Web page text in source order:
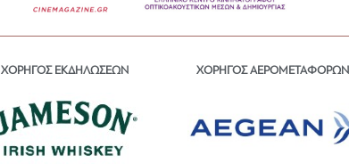
ΧΟΡΗΓΟΣ ΕΚΔΗΛΩΣΕΩΝ ΧΟΡΗΓΟΣ ΑΕΡΟΜΕΤΑΦΟΡΩΝ